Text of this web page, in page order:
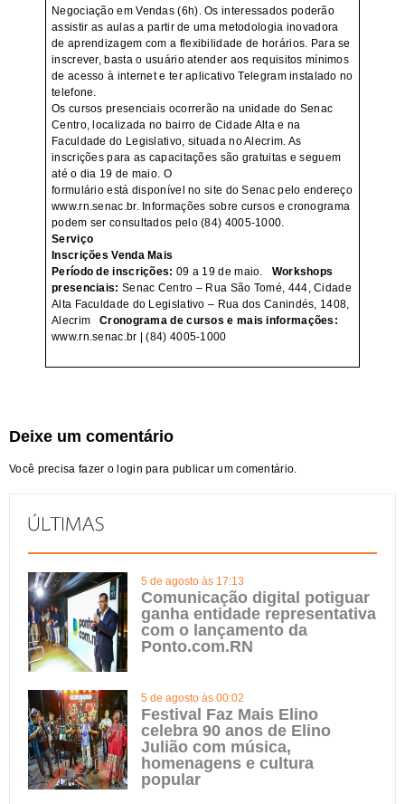
Negociação em Vendas (6h). Os interessados poderão
assistir as aulas a partir de uma metodologia inovadora
de aprendizagem com a flexibilidade de horários. Para se
inscrever, basta o usuário atender aos requisitos mínimos
de acesso à internet e ter aplicativo Telegram instalado no
telefone.
Os cursos presenciais ocorrerão na unidade do Senac
Centro, localizada no bairro de Cidade Alta e na
Faculdade do Legislativo, situada no Alecrim. As
inscrições para as capacitações são gratuitas e seguem
até o dia 19 de maio. O
formulário está disponível no site do Senac pelo endereço
www.rn.senac.br. Informações sobre cursos e cronograma
podem ser consultados pelo (84) 4005-1000.
Serviço
Inscrições Venda Mais
Período de inscrições: 09 a 19 de maio. Workshops
presenciais: Senac Centro – Rua São Tomé, 444, Cidade
Alta Faculdade do Legislativo – Rua dos Canindés, 1408,
Alecrim Cronograma de cursos e mais informações:
www.rn.senac.br | (84) 4005-1000
Deixe um comentário
Você precisa fazer ologin para publicar um comentário.
5 de agosto às 17:13
Comunicação digital potiguar
ganha entidade representativa
com o lançamento da
Ponto.com.RN
5 de agosto às 00:02
Festival Faz Mais Elino
celebra 90 anos de Elino
Julião com música,
homenagens e cultura
popular